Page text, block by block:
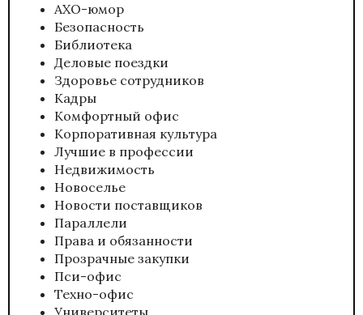
АХО-юмор
Безопасность
Библиотека
Деловые поездки
Здоровье сотрудников
Кадры
Комфортный офис
Корпоративная культура
Лучшие в профессии
Недвижимость
Новоселье
Новости поставщиков
Параллели
Права и обязанности
Прозрачные закупки
Пси-офис
Техно-офис